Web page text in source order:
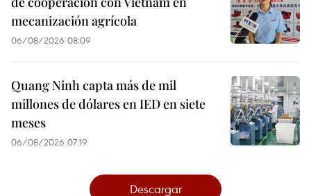
mecanización agrícola
06/08/2026 08:09
Quang Ninh capta más de mil
millones de dólares en IED en siete
meses
06/08/2026 07:19
Descargar